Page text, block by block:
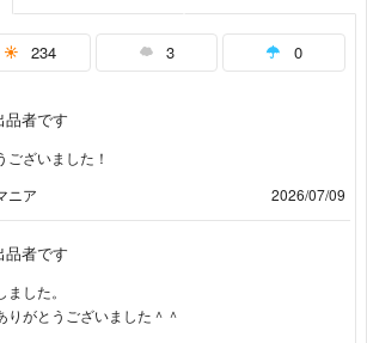
234 3 0
品者です
ございました！
ニア
2026/07/09
品者です
した。
りがとうございました＾＾